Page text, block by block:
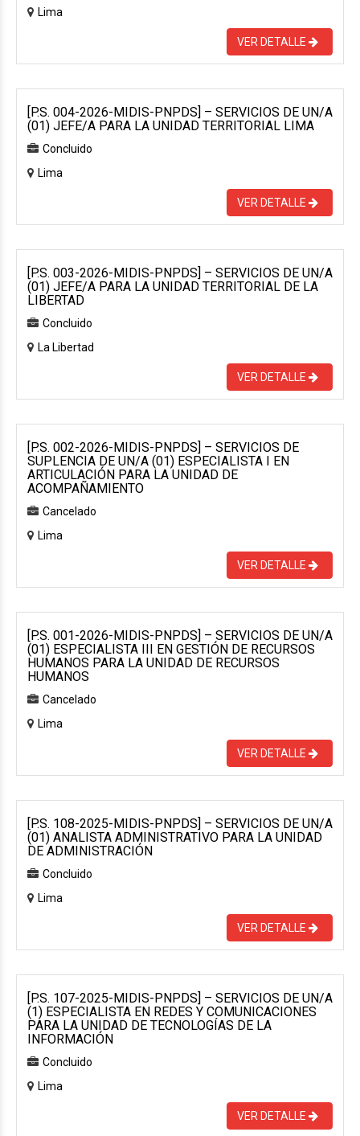
Lima
VER DETALLE
[P.S. 004-2026-MIDIS-PNPDS] – SERVICIOS DE UN/A
(01) JEFE/A PARA LA UNIDAD TERRITORIAL LIMA
Concluido
Lima
VER DETALLE
[P.S. 003-2026-MIDIS-PNPDS] – SERVICIOS DE UN/A
(01) JEFE/A PARA LA UNIDAD TERRITORIAL DE LA
LIBERTAD
Concluido
La Libertad
VER DETALLE
[P.S. 002-2026-MIDIS-PNPDS] – SERVICIOS DE
SUPLENCIA DE UN/A (01) ESPECIALISTA I EN
ARTICULACIÓN PARA LA UNIDAD DE
ACOMPAÑAMIENTO
Cancelado
Lima
VER DETALLE
[P.S. 001-2026-MIDIS-PNPDS] – SERVICIOS DE UN/A
(01) ESPECIALISTA III EN GESTIÓN DE RECURSOS
HUMANOS PARA LA UNIDAD DE RECURSOS
HUMANOS
Cancelado
Lima
VER DETALLE
[P.S. 108-2025-MIDIS-PNPDS] – SERVICIOS DE UN/A
(01) ANALISTA ADMINISTRATIVO PARA LA UNIDAD
DE ADMINISTRACIÓN
Concluido
Lima
VER DETALLE
[P.S. 107-2025-MIDIS-PNPDS] – SERVICIOS DE UN/A
(1) ESPECIALISTA EN REDES Y COMUNICACIONES
PARA LA UNIDAD DE TECNOLOGÍAS DE LA
INFORMACIÓN
Concluido
Lima
VER DETALLE